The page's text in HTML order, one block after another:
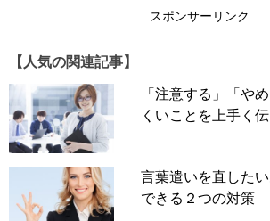
スポンサーリンク
【人気の関連記事】
「注意する」「や
くいことを上手く
言葉遣いを直した
できる２つの対策